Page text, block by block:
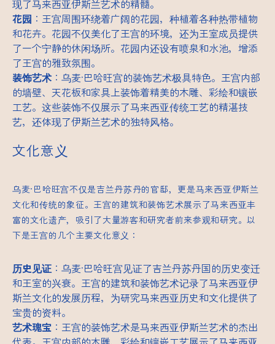
现了马来西亚伊斯兰艺术的精髓。
花园 ：王宫周围环绕着广阔的花园，种植着各种热带植物
和花卉。花园不仅美化了王宫的环境，还为王室成员提供
了一个宁静的休闲场所。花园内还设有喷泉和水池，增添
了王宫的雅致氛围。
装饰艺术 ：乌麦·巴哈旺宫的装饰艺术极具特色。王宫内部
的墙壁、天花板和家具上装饰着精美的木雕、彩绘和镶嵌
工艺。这些装饰不仅展示了马来西亚传统工艺的精湛技
艺，还体现了伊斯兰艺术的独特风格。
文化意义
乌麦·巴哈旺宫不仅是吉兰丹苏丹的官邸，更是马来西亚伊斯兰
文化和传统的象征。王宫的建筑和装饰艺术展示了马来西亚丰
富的文化遗产，吸引了大量游客和研究者前来参观和研究。以
下是王宫的几个主要文化意义：
历史见证 ：乌麦·巴哈旺宫见证了吉兰丹苏丹国的历史变迁
和王室的兴衰。王宫的建筑和装饰艺术记录了马来西亚伊
斯兰文化的发展历程，为研究马来西亚历史和文化提供了
宝贵的资料。
艺术瑰宝 ：王宫的装饰艺术是马来西亚伊斯兰艺术的杰出